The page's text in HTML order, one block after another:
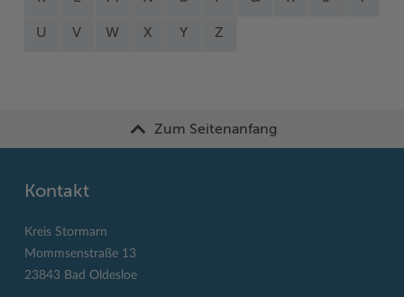
U V W X Y Z
Zum Seitenanfang
Kontakt
Kreis Stormarn
Mommsenstraße 13
23843 Bad Oldesloe